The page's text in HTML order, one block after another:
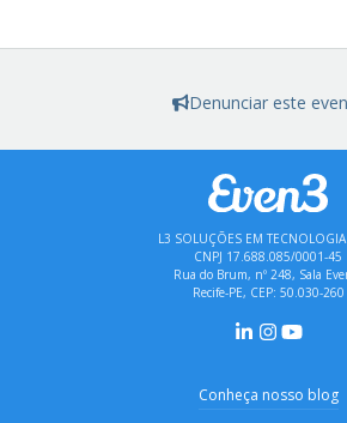
Denunciar este
L3 SOLUÇÕES EM
CNPJ 17.688.085/0001-45
Rua do Brum, nº 248, Sala
Recife-PE, CEP: 50.030-260
Conheça nosso blog